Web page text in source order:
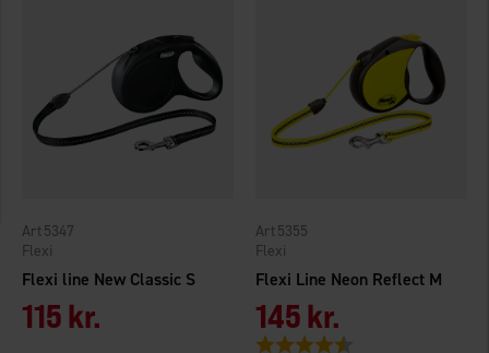
Flexi line New Classic S
Flexi
5347
115 kr.
Flexi Line Neon Reflect M
Flexi
5355
145 kr.
Vurdering: